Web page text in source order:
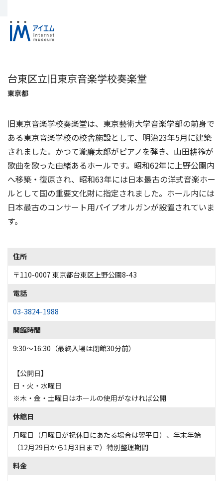
台東区立旧東京音楽学校奏楽堂
東京都
旧東京音楽学校奏楽堂は、東京藝術大学音楽学部の前身で
ある東京音楽学校の校舎施設として、明治23年5月に建築
されました。かつて瀧廉太郎がピアノを弾き、山田耕筰が
歌曲を歌った由緒あるホールです。昭和62年に上野公園内
へ移築・復原され、昭和63年には日本最古の洋式音楽ホー
ルとして国の重要文化財に指定されました。ホール内には
日本最古のコンサート用パイプオルガンが設置されていま
す。
住所
〒110-0007 東京都台東区上野公園8-43
電話
03-3824-1988
開館時間
9:30～16:30（最終入場は閉館30分前）
【公開日】
日・火・水曜日
※木・金・土曜日はホールの使用がなければ公開
休館日
月曜日（月曜日が祝休日にあたる場合は翌平日）、年末年始
（12月29日から1月3日まで）特別整理期間
料金